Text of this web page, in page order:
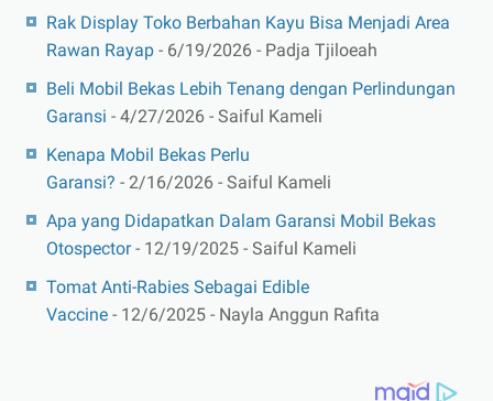
Rak Display Toko Berbahan Kayu Bisa Menjadi Area
Rawan Rayap - 6/19/2026 - Padja Tjiloeah
Beli Mobil Bekas Lebih Tenang dengan Perlindungan
Garansi - 4/27/2026 - Saiful Kameli
Kenapa Mobil Bekas Perlu
Garansi? - 2/16/2026 - Saiful Kameli
Apa yang Didapatkan Dalam Garansi Mobil Bekas
Otospector- 12/19/2025 - Saiful Kameli
Tomat Anti-Rabies Sebagai Edible
Vaccine - 12/6/2025 - Nayla Anggun Rafita